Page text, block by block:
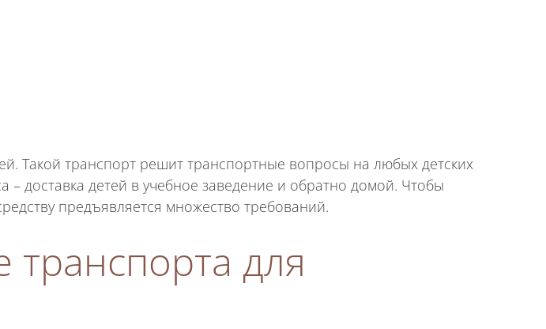
Такой транспорт решит транспортные вопросы на любых детских
доставка детей в учебное заведение и обратно домой. Чтобы
предъявляется множество требований.
для